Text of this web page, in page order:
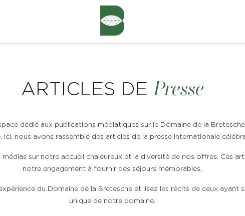
ARTICLES DE Presse
dédié aux publications médiatiques sur le Domaine de la
Ici, nous avons rassemblé des articles de la presse internationale
médias sur notre accueil chaleureux et la diversité de nos offres. Ces
notre engagement à fournir des séjours mémorables.
du Domaine de la Bretesche et lisez les récits de ceux ayant
unique de notre domaine.